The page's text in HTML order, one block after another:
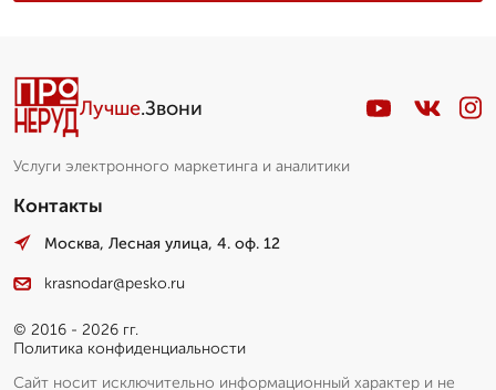
Лучше.Звони
Услуги электронного маркетинга и аналитики
Контакты
Москва, Лесная улица, 4. оф. 12
krasnodar@pesko.ru
© 2016 - 2026 гг.
Политика конфиденциальности
Сайт носит исключительно информационный характер и не